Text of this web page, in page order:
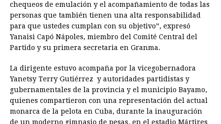
chequeos de emulación y el acompañamiento de todas las
personas que también tienen una alta responsabilidad
para que ustedes cumplan con su objetivo”, expresó
Yanaisi Capó Nápoles, miembro del Comité Central del
Partido y su primera secretaria en Granma.
La dirigente estuvo acompaña por la vicegobernadora
Yanetsy Terry Gutiérrez y autoridades partidistas y
gubernamentales de la provincia y el municipio Bayamo,
quienes compartieron con una representación del actual
monarca de la pelota en Cuba, durante la inauguración
de un moderno gimnasio de pesas, en el estadio Mártires